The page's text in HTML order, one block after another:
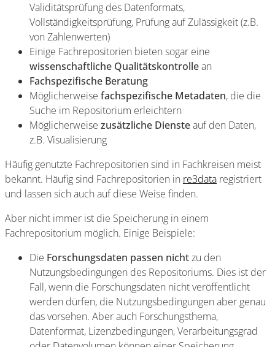
Validitätsprüfung des Datenformats,
Vollständigkeitsprüfung, Prüfung auf Zulässigkeit (z.B.
von Zahlenwerten)
Einige Fachrepositorien bieten sogar eine
wissenschaftliche Qualitätskontrollean
Fachspezifische Beratung
Möglicherweise fachspezifische Metadaten, die die
Suche im Repositorium erleichtern
Möglicherweise zusätzliche Diensteauf den Daten,
z.B. Visualisierung
Häufig genutzte Fachrepositorien sind in Fachkreisen meist
bekannt. Häufig sind Fachrepositorien in re3data registriert
und lassen sich auch auf diese Weise finden.
Aber nicht immer ist die Speicherung in einem
Fachrepositorium möglich. Einige Beispiele:
Die Forschungsdaten passen nichtzu den
Nutzungsbedingungen des Repositoriums. Dies ist der
Fall, wenn die Forschungsdaten nicht veröffentlicht
werden dürfen, die Nutzungsbedingungen aber genau
das vorsehen. Aber auch Forschungsthema,
Datenformat, Lizenzbedingungen, Verarbeitungsgrad